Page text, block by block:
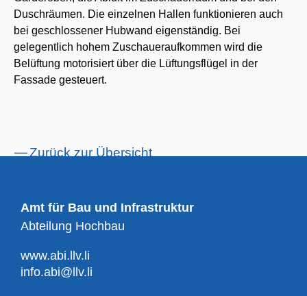
Duschräumen. Die einzelnen Hallen funktionieren auch
bei geschlossener Hubwand eigenständig. Bei
gelegentlich hohem Zuschaueraufkommen wird die
Belüftung motorisiert über die Lüftungsflügel in der
Fassade gesteuert.
Zurück zur Übersicht
Amt für Bau und Infrastruktur
Abteilung Hochbau
www.abi.llv.li
info.abi@llv.li